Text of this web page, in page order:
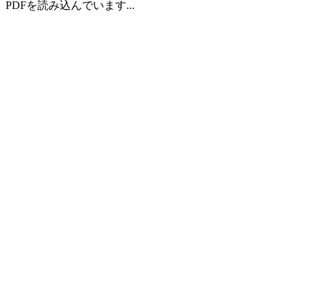
PDFを読み込んでいます...